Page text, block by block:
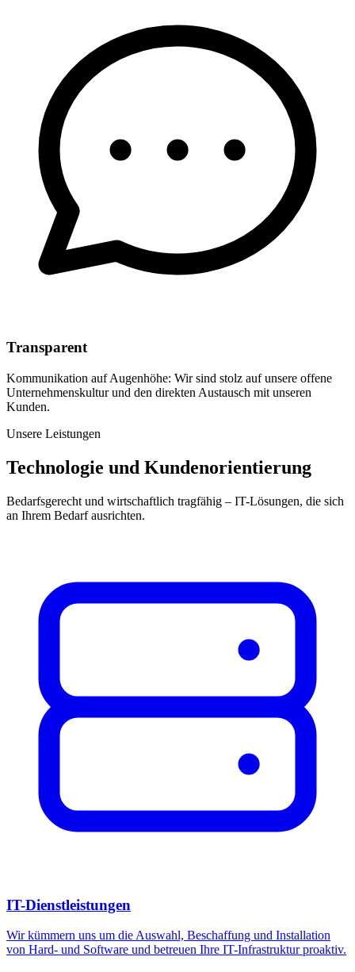
Transparent
Kommunikation auf Augenhöhe: Wir sind stolz auf unsere offene
Unternehmenskultur und den direkten Austausch mit unseren
Kunden.
Unsere Leistungen
Technologie und Kundenorientierung
Bedarfsgerecht und wirtschaftlich tragfähig – IT-Lösungen, die sich
an Ihrem Bedarf ausrichten.
IT-Dienstleistungen
Wir kümmern uns um die Auswahl, Beschaffung und Installation
von Hard- und Software und betreuen Ihre IT-Infrastruktur proaktiv.